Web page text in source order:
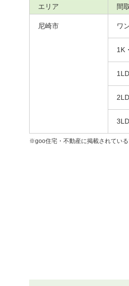
エリア 間
尼崎市 ワ
1K
※goo住宅・不動産に掲載されている